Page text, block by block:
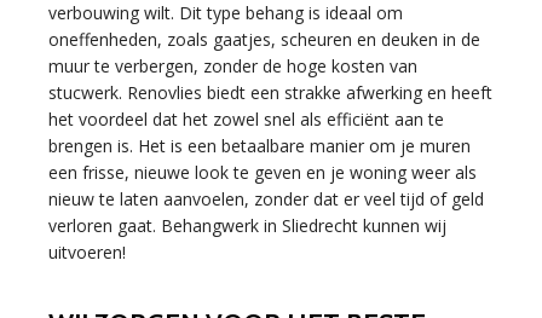
verbouwing wilt. Dit type behang is ideaal om
oneffenheden, zoals gaatjes, scheuren en deuken in de
muur te verbergen, zonder de hoge kosten van
stucwerk. Renovlies biedt een strakke afwerking en heeft
het voordeel dat het zowel snel als efficiënt aan te
brengen is. Het is een betaalbare manier om je muren
een frisse, nieuwe look te geven en je woning weer als
nieuw te laten aanvoelen, zonder dat er veel tijd of geld
verloren gaat. Behangwerk in Sliedrecht kunnen wij
uitvoeren!